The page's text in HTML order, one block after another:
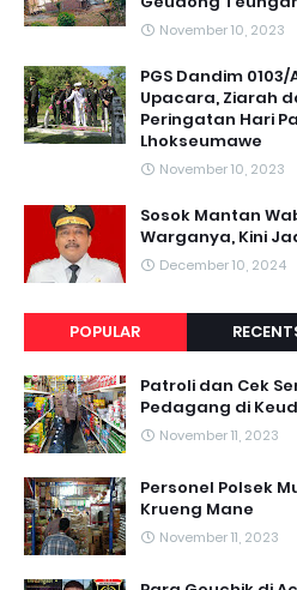
November 10, 2023
PGS Dandim
Upacara, Ziarah
Peringatan Hari
Lhokseumawe
November 10, 2023
Sosok Mantan
Warganya, Kini
December 10, 2024
POPULAR
Patroli dan Cek
Pedagang di
November 11, 2023
Personel Polsek
Krueng Mane
November 11, 2023